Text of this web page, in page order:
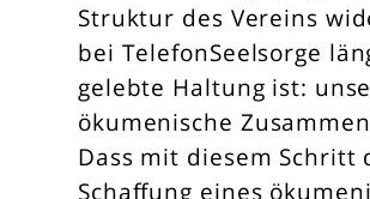
Struktur des Vereins
bei TelefonSeelsorge
gelebte Haltung ist:
ökumenische
Dass mit diesem Schritt
Schaffung eines